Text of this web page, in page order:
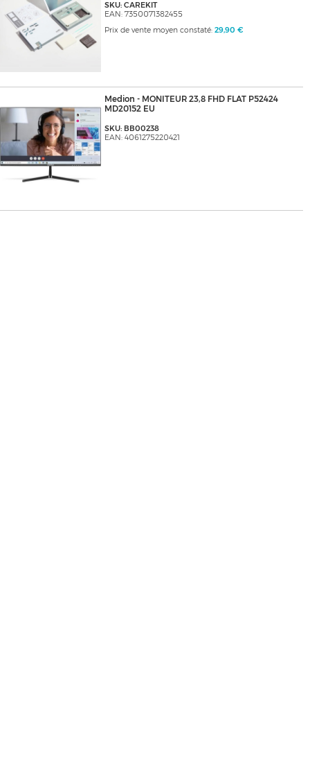
SKU: CAREKIT
EAN: 7350071382455
Prix de vente moyen constaté: 29,90 €
Medion - MONITEUR 23,8 FHD FLAT P52424
MD20152 EU
SKU: BB00238
EAN: 4061275220421